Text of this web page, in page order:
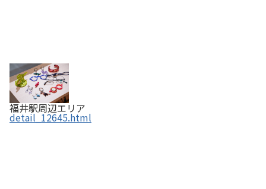
福井駅周辺エリア
detail_12645.html